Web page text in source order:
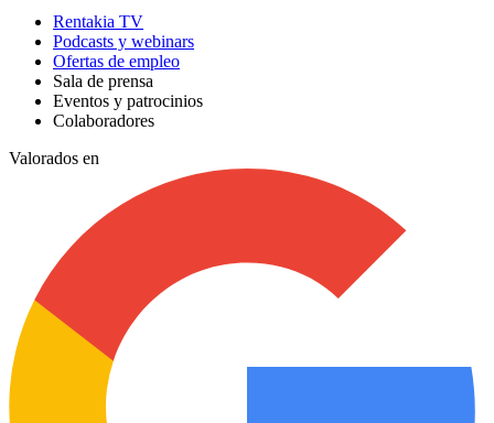
Rentakia TV
Podcasts y webinars
Ofertas de empleo
Sala de prensa
Eventos y patrocinios
Colaboradores
Valorados en